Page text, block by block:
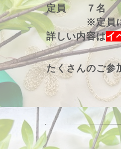
定員 ７名
※定員にな
詳しい内容はイ
たくさんのご参